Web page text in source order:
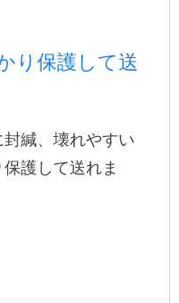
へ
方へ
り保護して送
緘、壊れやすい
護して送れま